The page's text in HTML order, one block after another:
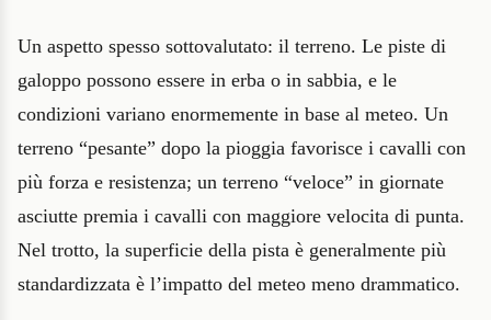
Un aspetto spesso sottovalutato: il terreno. Le piste di
galoppo possono essere in erba o in sabbia, e le
condizioni variano enormemente in base al meteo. Un
terreno “pesante” dopo la pioggia favorisce i cavalli con
più forza e resistenza; un terreno “veloce” in giornate
asciutte premia i cavalli con maggiore velocita di punta.
Nel trotto, la superficie della pista è generalmente più
standardizzata è l’impatto del meteo meno drammatico.